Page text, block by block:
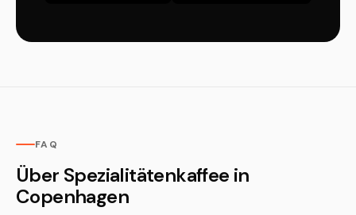
FAQ
Über Spezialitätenkaffee in
Copenhagen